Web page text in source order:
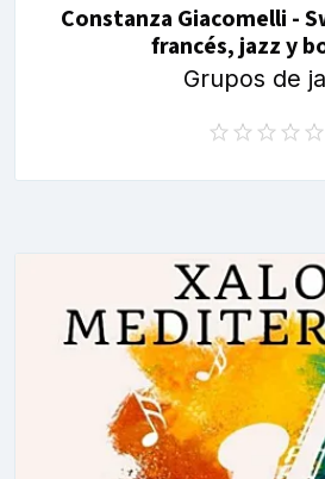
Constanza Giacomelli -
francés, jazz y
Grupos de